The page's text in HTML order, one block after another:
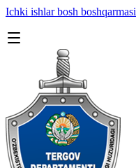
Ichki ishlar bosh boshqarmasi